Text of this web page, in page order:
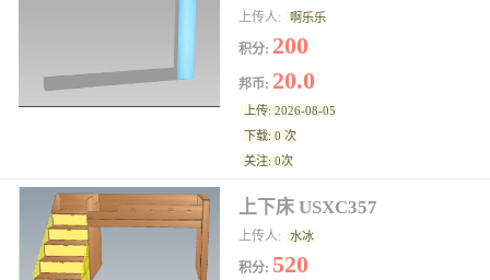
上传人: 啊乐乐
积分: 200
邦币: 20.0
上传: 2026-08-05
下载: 0 次
关注: 0次
上下床 USXC357
上传人: 水冰
积分: 520